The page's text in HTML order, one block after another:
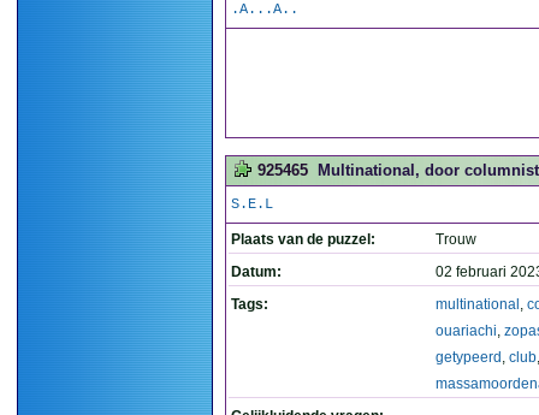
.A...A..
925465 Multinational, door
S.E.L
Plaats van de puzzel:
Trouw
Datum:
02 februari
Tags:
multinational ,
ouariachi,
getypeerd , club,